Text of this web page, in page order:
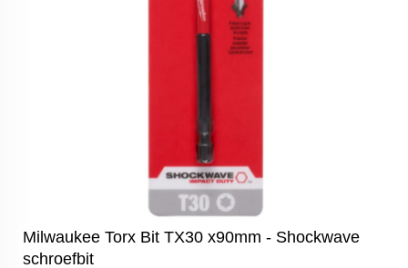
Milwaukee Torx Bit TX30 x90mm - Shockwave
schroefbit